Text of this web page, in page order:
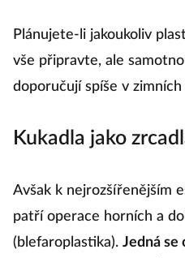
Plánujete-li jakoukoliv
vše připravte, ale
doporučují spíše v
Kukadla jako
Avšak k nejrozšířenějším
patří operace horních a
(blefaroplastika). Jedná se